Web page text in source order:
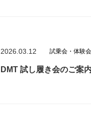
2026.03.12 試乗会・体験会
DMT 試し履き会のご案